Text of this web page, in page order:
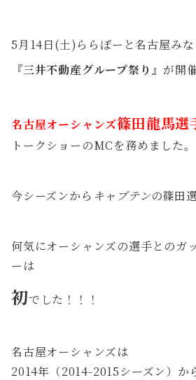
5月14日(土)ららぽーと名古屋み
『三井不動産グループ祭り』 が開
名古屋オーシャンズ篠田龍馬選
トークショーのMCを務めました。
今シーズンから キャプテンの篠田
何気にオーシャンズの選手とのガ
ーは
初でした！！！
名古屋オーシャンズは
2014年（2014-2015シーズン）か